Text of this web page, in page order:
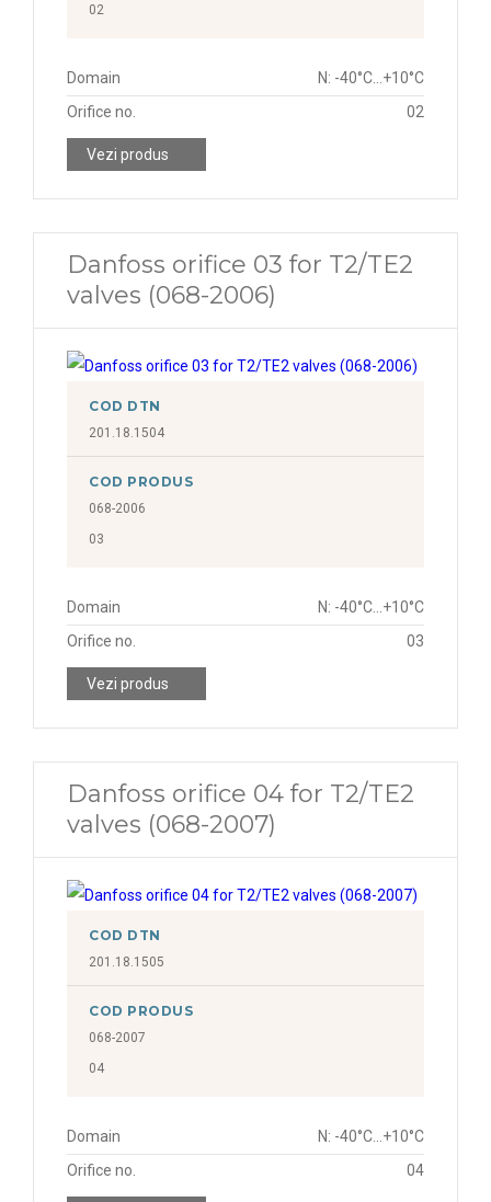
02
Domain
N: -40°C...+10°C
Orifice no.
02
Vezi produs
Danfoss orifice 03 for T2/TE2
valves (068-2006)
COD DTN
201.18.1504
COD PRODUS
068-2006
03
Domain
N: -40°C...+10°C
Orifice no.
03
Vezi produs
Danfoss orifice 04 for T2/TE2
valves (068-2007)
COD DTN
201.18.1505
COD PRODUS
068-2007
04
Domain
N: -40°C...+10°C
Orifice no.
04